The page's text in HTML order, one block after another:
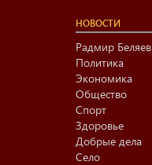
НОВОСТИ
Радмир Беляев
Политика
Экономика
Общество
Спорт
Здоровье
Добрые дела
Село